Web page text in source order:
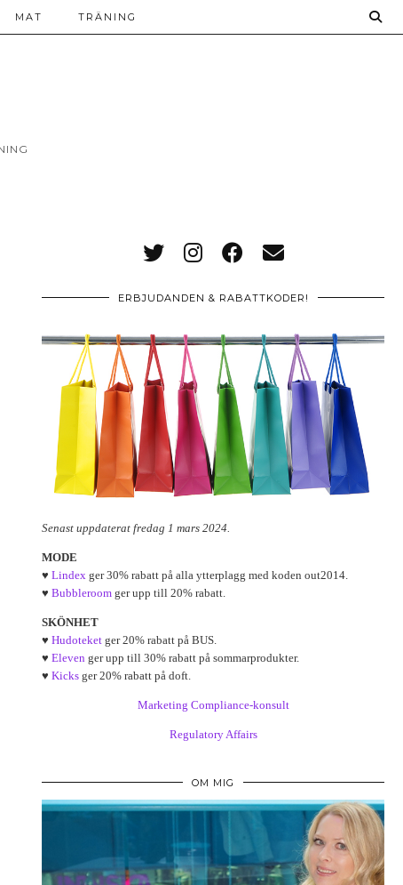
MAT TRÄNING
ERBJUDANDEN & RABATTKODER!
Senast uppdaterat fredag 1 mars 2024.
MODE
♥ Lindex ger 30% rabatt på alla ytterplagg med koden out2014.
♥ Bubbleroom ger upp till 20% rabatt.
SKÖNHET
♥ Hudoteket ger 20% rabatt på BUS.
♥ Eleven ger upp till 30% rabatt på sommarprodukter.
♥ Kicks ger 20% rabatt på doft.
Marketing Compliance-konsult
Regulatory Affairs
OM MIG